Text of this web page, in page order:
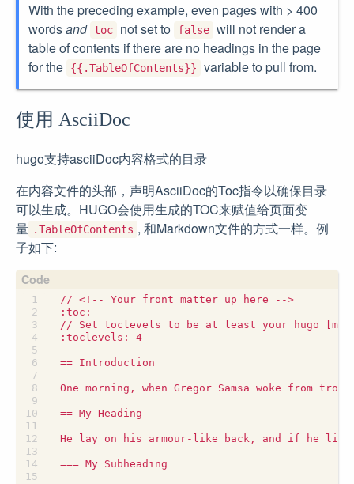
With the preceding example, even pages with > 400
wordsand toc not set to false will not render a
table of contents if there are no headings in the page
for the
{{.TableOfContents}} variable to pull from.
使用 AsciiDoc
hugo支持asciiDoc内容格式的目录
在内容文件的头部，声明AsciiDoc的Toc指令以确保目录
可以生成。HUGO会使用生成的TOC来赋值给页面变
量 .TableOfContents , 和Markdown文件的方式一样。例
子如下: